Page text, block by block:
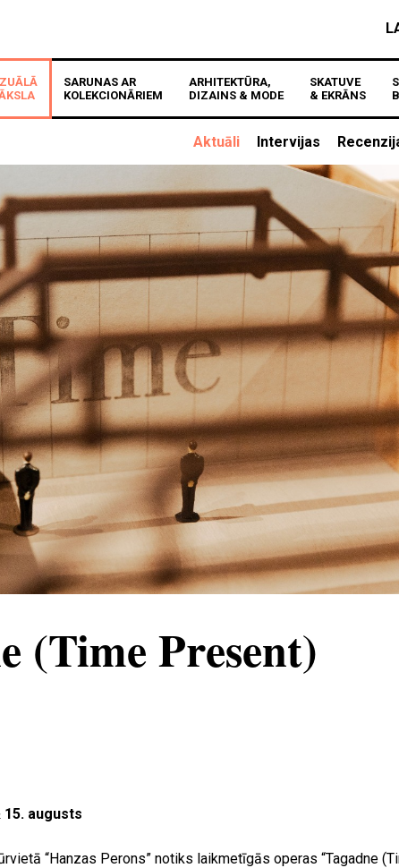
SARUNAS AR
KOLEKCIONĀRIEM
ARHITEKTŪRA,
DIZAINS & MODE
SKATUVE
& EKRĀNS
Aktuāli Intervijas
(Time Present)
15. augusts
“Hanzas Perons” notiks laikmetīgās operas “Tagadne